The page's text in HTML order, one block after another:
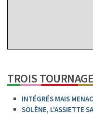
TROIS
INTÉGRÉS MAIS
SOLÈNE, L'ASSIETTE